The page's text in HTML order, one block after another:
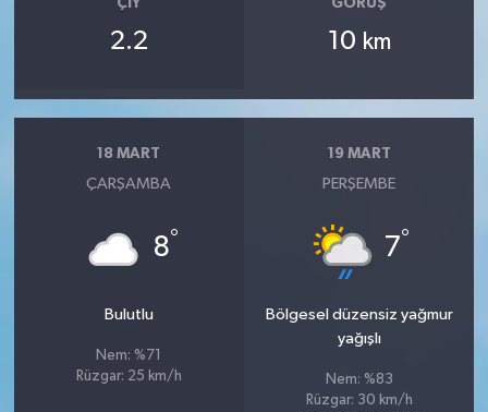
ÇIY
2.2
GÖRÜŞ
10 km
18 MART
ÇARŞAMBA
8°
Bulutlu
Nem: %71
Rüzgar: 25 km/h
19 MART
PERŞEMBE
7°
Bölgesel düzensiz yağmur
yağışlı
Nem: %83
Rüzgar: 30 km/h